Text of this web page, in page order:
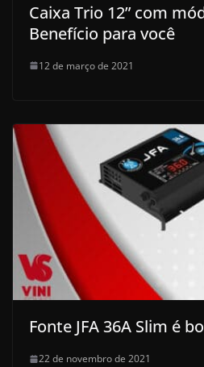
Caixa Trio 12” com
Benefício para você
12 de março de 2021
Fonte JFA 36A Slim é
22 de novembro de 2021